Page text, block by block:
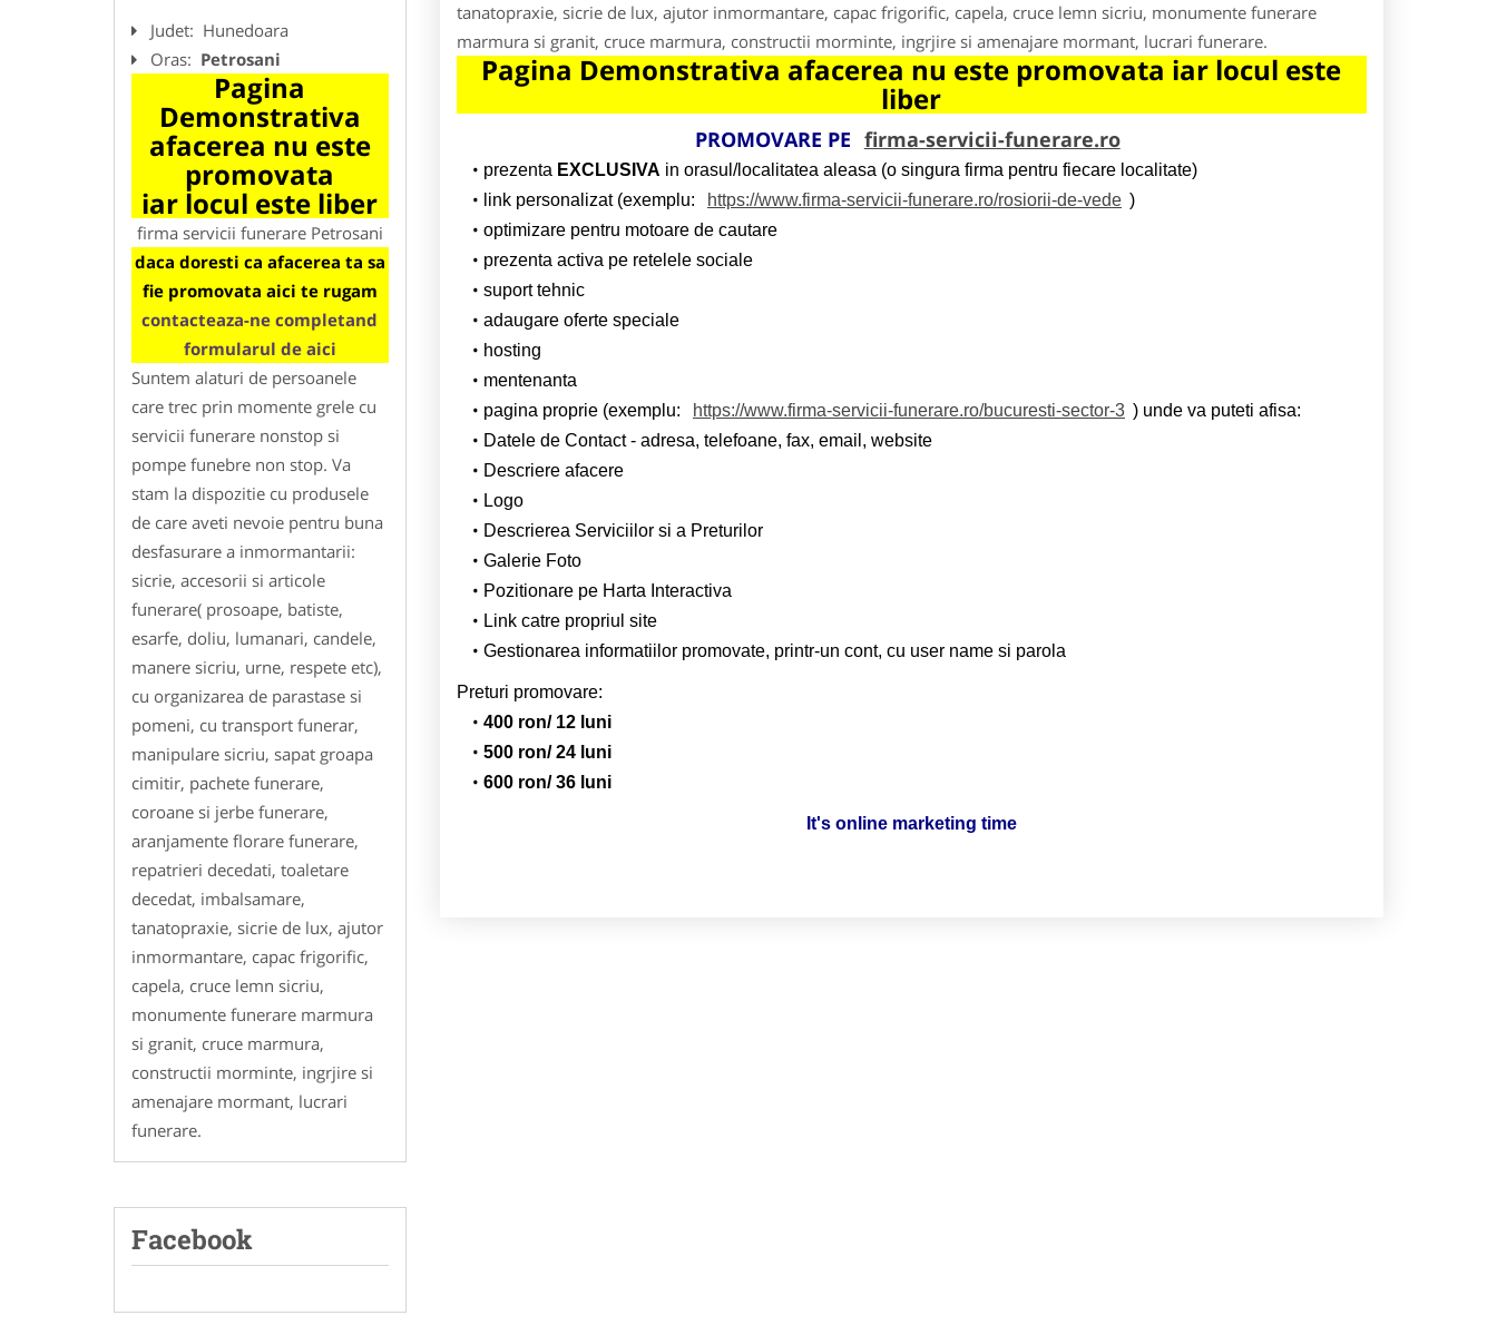
Judet: Hunedoara
Oras: Petrosani
Pagina
Demonstrativa
afacerea nu este
promovata
iar locul este liber
firma servicii funerare Petrosani
daca doresti ca afacerea ta sa
fie promovata aici te rugam
contacteaza-ne completand
formularul de aici
Suntem alaturi de persoanele
care trec prin momente grele cu
servicii funerare nonstop si
pompe funebre non stop. Va
stam la dispozitie cu produsele
de care aveti nevoie pentru buna
desfasurare a inmormantarii:
sicrie, accesorii si articole
funerare( prosoape, batiste,
esarfe, doliu, lumanari, candele,
manere sicriu, urne, respete etc),
cu organizarea de parastase si
pomeni, cu transport funerar,
manipulare sicriu, sapat groapa
cimitir, pachete funerare,
coroane si jerbe funerare,
aranjamente florare funerare,
repatrieri decedati, toaletare
decedat, imbalsamare,
tanatopraxie, sicrie de lux, ajutor
inmormantare, capac frigorific,
capela, cruce lemn sicriu,
monumente funerare marmura
si granit, cruce marmura,
constructii morminte, ingrjire si
amenajare mormant, lucrari
funerare.
Facebook
tanatopraxie, sicrie de lux, ajutor inmormantare, capac frigorific, capela, cruce lemn sicriu, monumente funerare
marmura si granit, cruce marmura, constructii morminte, ingrjire si amenajare mormant, lucrari funerare.
Pagina Demonstrativa afacerea nu este promovata iar locul este
liber
PROMOVARE PE firma-servicii-funerare.ro
prezenta EXCLUSIVA in orasul/localitatea aleasa (o singura firma pentru fiecare localitate)
link personalizat (exemplu:
https://www.firma-servicii-funerare.ro/rosiorii-de-vede )
optimizare pentru motoare de cautare
prezenta activa pe retelele sociale
suport tehnic
adaugare oferte speciale
hosting
mentenanta
pagina proprie (exemplu:
https://www.firma-servicii-funerare.ro/bucuresti-sector-3 ) unde va puteti afisa:
Datele de Contact - adresa, telefoane, fax, email, website
Descriere afacere
Logo
Descrierea Serviciilor si a Preturilor
Galerie Foto
Pozitionare pe Harta Interactiva
Link catre propriul site
Gestionarea informatiilor promovate, printr-un cont, cu user name si parola
Preturi promovare:
400 ron/ 12 luni
500 ron/ 24 luni
600 ron/ 36 luni
It's online marketing time